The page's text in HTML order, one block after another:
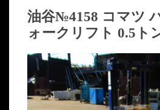
油谷№4158 コマツ
ォークリフト 0.5ト